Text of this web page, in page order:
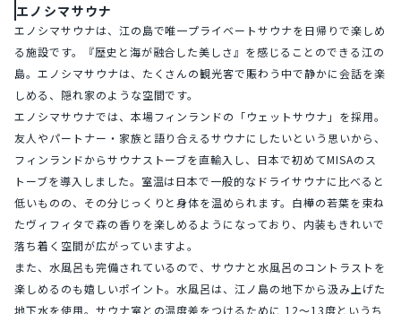
エノシマサウナ
エノシマサウナは、江の島で唯一プライベートサウナを日帰りで楽しめ
る施設です。『歴史と海が融合した美しさ』を感じることのできる江の
島。エノシマサウナは、たくさんの観光客で賑わう中で静かに会話を楽
しめる、隠れ家のような空間です。
エノシマサウナでは、本場フィンランドの「ウェットサウナ」を採用。
友人やパートナー・家族と語り合えるサウナにしたいという思いから、
フィンランドからサウナストーブを直輸入し、日本で初めてMISAのス
トーブを導入しました。室温は日本で一般的なドライサウナに比べると
低いものの、その分じっくりと身体を温められます。白樺の若葉を束ね
たヴィフィタで森の香りを楽しめるようになっており、内装もきれいで
落ち着く空間が広がっていますよ。
また、水風呂も完備されているので、サウナと水風呂のコントラストを
楽しめるのも嬉しいポイント。水風呂は、江ノ島の地下から汲み上げた
地下水を使用。サウナ室との温度差をつけるために 12〜13度というち